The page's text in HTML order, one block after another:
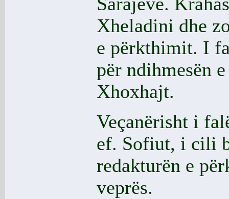
Xheladini dhe
e përkthimit. I
për ndihmesën
Xhoxhajt.
Veçanërisht i
ef. Sofiut, i cili
redakturën e
veprës.